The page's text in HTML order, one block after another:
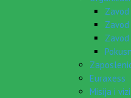
Euraxess
Misija i